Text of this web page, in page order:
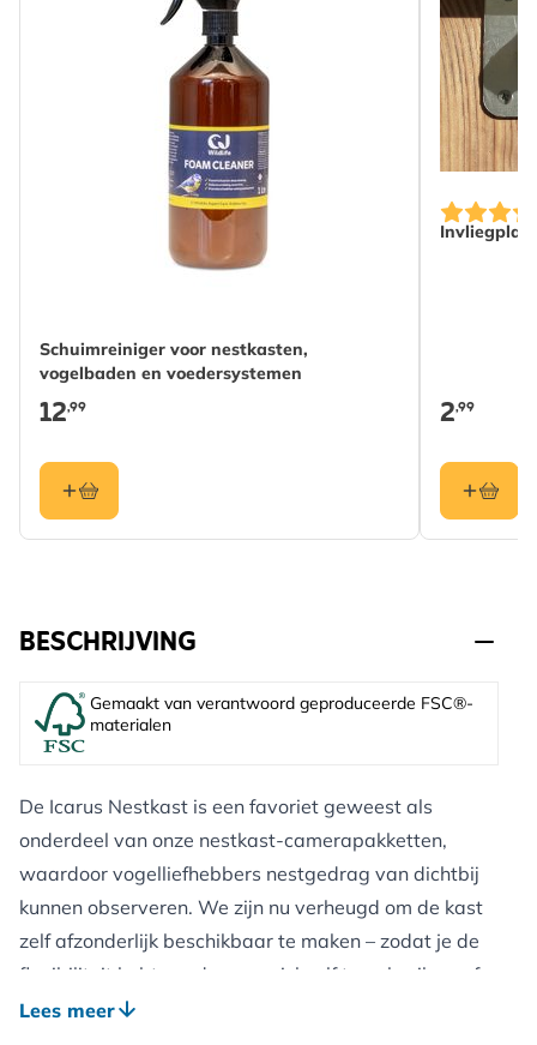
Schuimreiniger voor nestkasten,
vogelbaden en voedersystemen
12,99 2,99
BESCHRIJVING
Gemaakt van verantwoord geproduceerde FSC®-
materialen
De Icarus Nestkast is een favoriet geweest als
onderdeel van onze nestkast-camerapakketten,
waardoor vogelliefhebbers nestgedrag van dichtbij
kunnen observeren. We zijn nu verheugd om de kast
zelf afzonderlijk beschikbaar te maken – zodat je de
flexibiliteit hebt om deze op zichzelf te gebruiken, of
met een camerasysteem naar keuze.
Lees meer